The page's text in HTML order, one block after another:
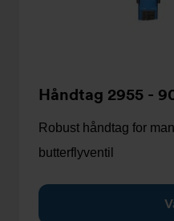
Håndtag 2955 -
Robust håndtag for
butterflyventil